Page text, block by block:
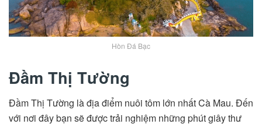
Hòn Đá Bạc
Đầm Thị Tường
Đầm Thị Tường là địa điểm nuôi tôm lớn nhất Cà Mau. Đến
với nơi đây bạn sẽ được trải nghiệm những phút giây thư